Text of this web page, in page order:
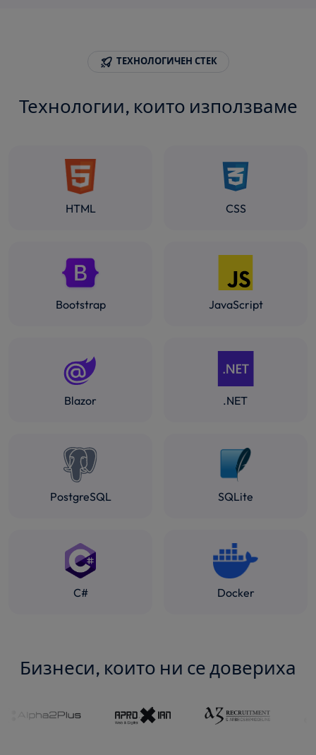
ТЕХНОЛОГИЧЕН СТЕК
Технологии, които използваме
HTML CSS
Bootstrap JavaScript
Blazor .NET
PostgreSQL SQLite
C# Docker
Бизнеси, които ни се довериха